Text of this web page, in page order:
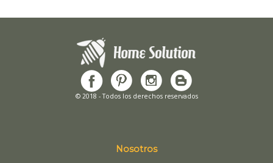
© 2018 - Todos los derechos reservados
Nosotros